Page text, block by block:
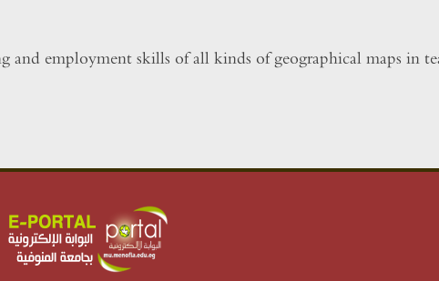
and employment skills of all kinds of geographical maps in